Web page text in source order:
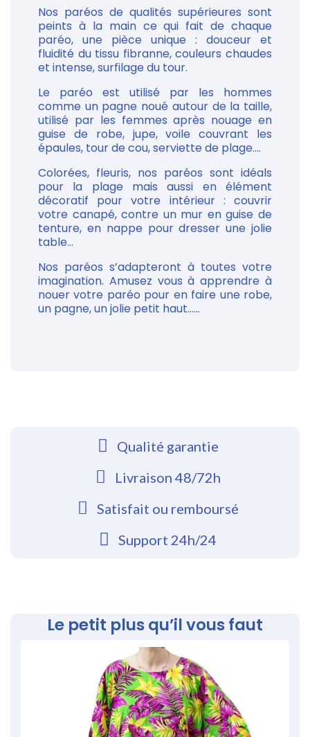
Nos paréos de qualités supérieures sont
peints à la main ce qui fait de chaque
paréo, une pièce unique : douceur et
fluidité du tissu fibranne, couleurs chaudes
et intense, surfilage du tour.
Le paréo est utilisé par les hommes
comme un pagne noué autour de la taille,
utilisé par les femmes après nouage en
guise de robe, jupe, voile couvrant les
épaules, tour de cou, serviette de plage....
Colorées, fleuris, nos paréos sont idéals
pour la plage mais aussi en élément
décoratif pour votre intérieur : couvrir
votre canapé, contre un mur en guise de
tenture, en nappe pour dresser une jolie
table...
Nos paréos s’adapteront à toutes votre
imagination. Amusez vous à apprendre à
nouer votre paréo pour en faire une robe,
un pagne, un jolie petit haut......
Qualité garantie
Livraison 48/72h
Satisfait ou remboursé
Support 24h/24
Le petit plus qu’il vous faut